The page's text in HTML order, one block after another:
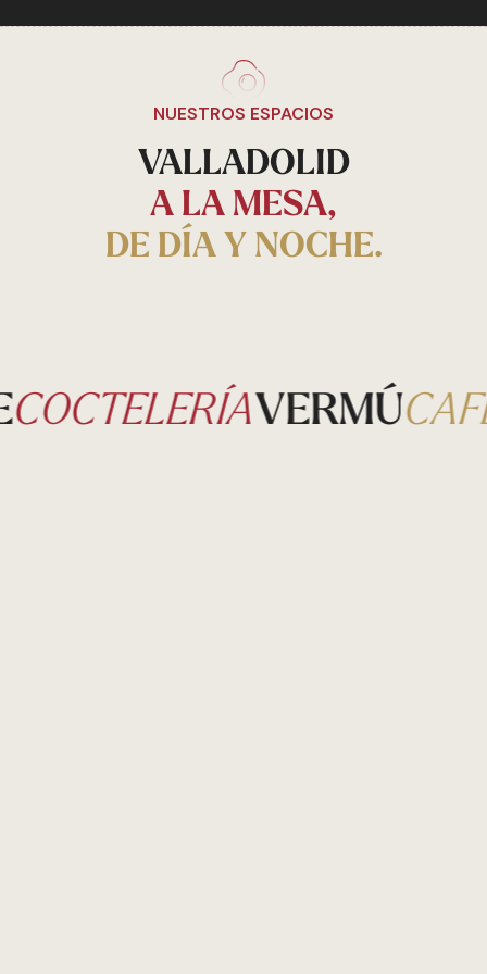
NUESTROS ESPACIOS
VALLADOLID
A LA MESA,
DE DÍA Y NOCHE.
VERMÚ